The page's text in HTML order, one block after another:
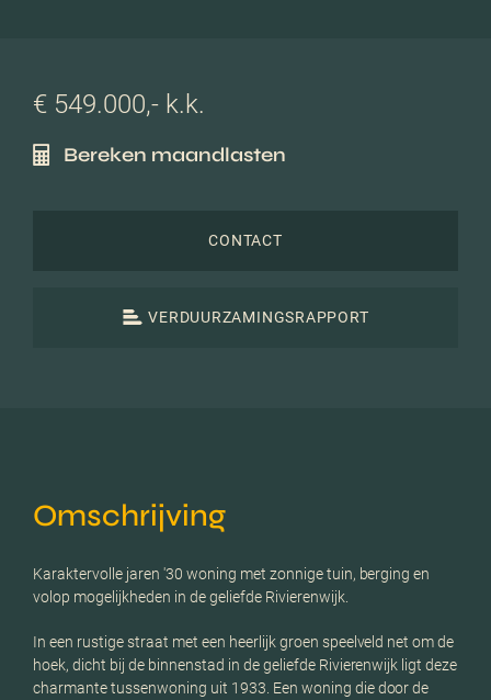
€ 549.000,- k.k.
Bereken maandlasten
CONTACT
VERDUURZAMINGSRAPPORT
Omschrijving
Karaktervolle jaren '30 woning met zonnige tuin, berging en
volop mogelijkheden in de geliefde Rivierenwijk.
In een rustige straat met een heerlijk groen speelveld net om de
hoek, dicht bij de binnenstad in de geliefde Rivierenwijk ligt deze
charmante tussenwoning uit 1933. Een woning die door de